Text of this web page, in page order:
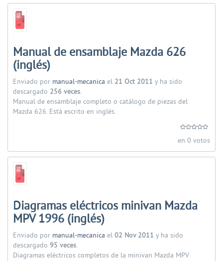
Manual de ensamblaje Mazda 626
(inglés)
Enviado por manual-mecanica el 21 Oct 2011 y ha sido
descargado 256 veces.
Manual de ensamblaje completo o catálogo de piezas del
Mazda 626. Está escrito en inglés.
en 0 votos
Diagramas eléctricos minivan Mazda
MPV 1996 (inglés)
Enviado por manual-mecanica el 02 Nov 2011 y ha sido
descargado 95 veces.
Diagramas eléctricos completos de la minivan Mazda MPV